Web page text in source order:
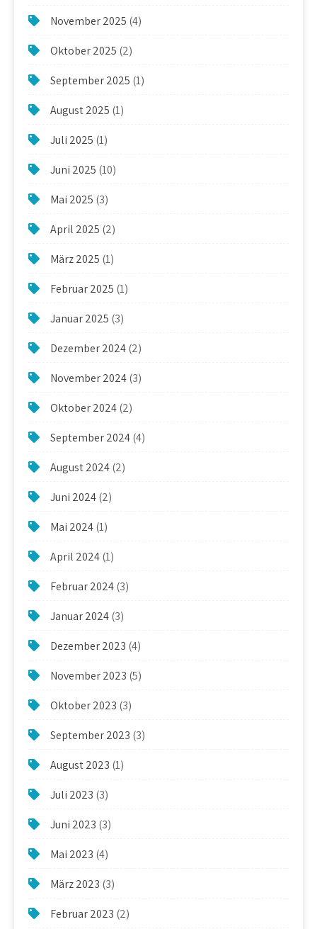
November 2025 (4)
Oktober 2025 (2)
September 2025 (1)
August 2025 (1)
Juli 2025 (1)
Juni 2025 (10)
Mai 2025 (3)
April 2025 (2)
März 2025 (1)
Februar 2025 (1)
Januar 2025 (3)
Dezember 2024(2)
November 2024(3)
Oktober 2024(2)
September 2024(4)
August 2024(2)
Juni 2024(2)
Mai 2024(1)
April 2024(1)
Februar 2024(3)
Januar 2024(3)
Dezember 2023 (4)
November 2023 (5)
Oktober 2023 (3)
September 2023 (3)
August 2023 (1)
Juli 2023 (3)
Juni 2023 (3)
Mai 2023 (4)
März 2023 (3)
Februar 2023 (2)